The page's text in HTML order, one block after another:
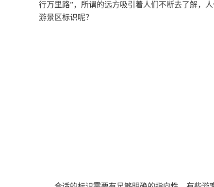
行万里路”，所谓的远方吸引着人们不断去了解，
游景区标识呢？